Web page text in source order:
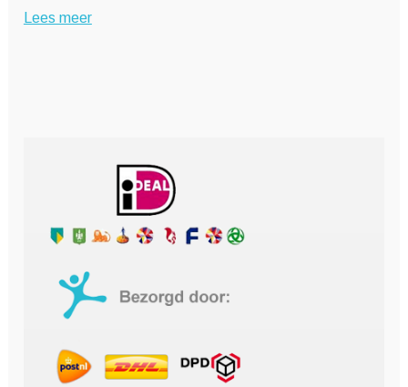
Lees meer